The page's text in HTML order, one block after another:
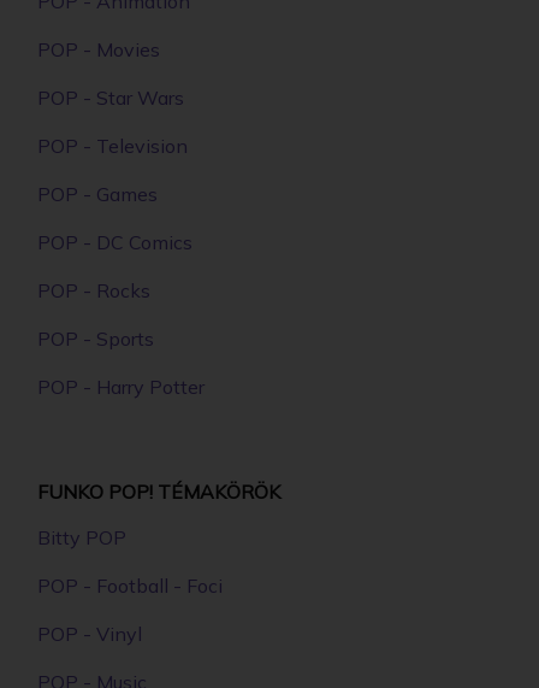
POP - Movies
POP - Star Wars
POP - Television
POP - Games
POP - DC Comics
POP - Rocks
POP - Sports
POP - Harry Potter
FUNKO POP! TÉMAKÖRÖK
Bitty POP
POP - Football - Foci
POP - Vinyl
POP - Music